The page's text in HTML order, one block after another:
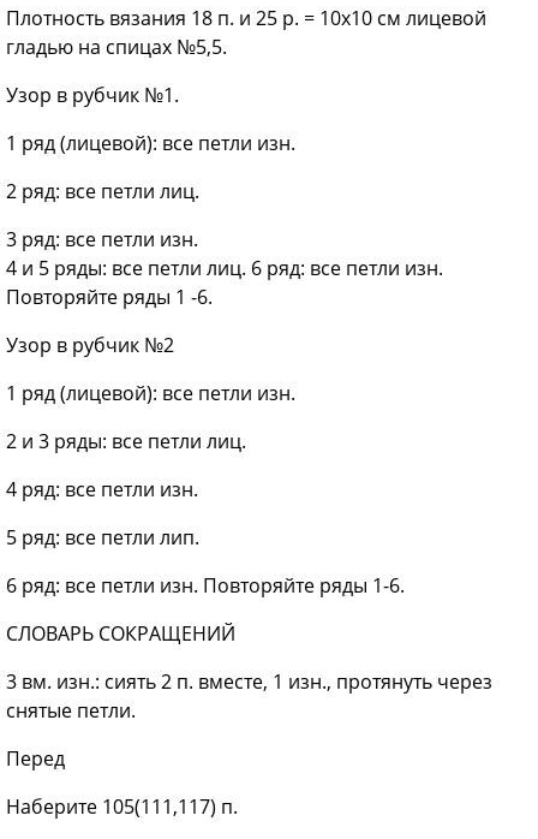
Плотность вязания 18 п. и 25 р. = 10х10 см лицевой
гладью на спицах №5,5.
Узор в рубчик №1.
1 ряд (лицевой): все петли изн.
2 ряд: все петли лиц.
3 ряд: все петли изн.
4 и 5 ряды: все петли лиц. 6 ряд: все петли изн.
Повторяйте ряды 1 -6.
Узор в рубчик №2
1 ряд (лицевой): все петли изн.
2 и 3 ряды: все петли лиц.
4 ряд: все петли изн.
5 ряд: все петли лип.
6 ряд: все петли изн. Повторяйте ряды 1-6.
СЛОВАРЬ СОКРАЩЕНИЙ
3 вм. изн.: сиять 2 п. вместе, 1 изн., протянуть через
снятые петли.
Перед
Наберите 105(111,117) п.